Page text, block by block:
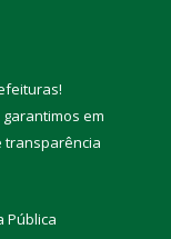
!
em
transparência
Pública